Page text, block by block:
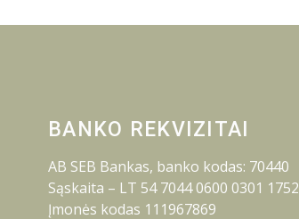
BANKO REKVIZITAI
AB SEB Bankas, banko kodas: 70440
Sąskaita – LT 54 7044 0600 0301 1752
Įmonės kodas 111967869